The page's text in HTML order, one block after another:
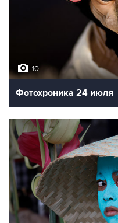
10
Фотохроника 24 июля